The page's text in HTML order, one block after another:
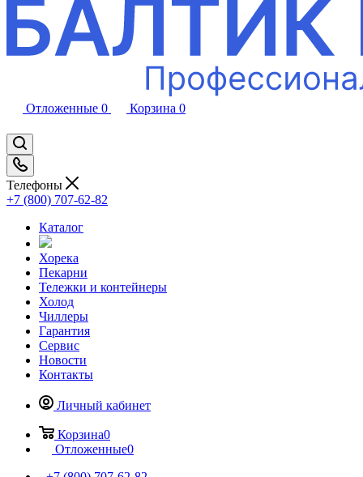
Отложенные 0 Корзина 0
Телефоны
+7 (800) 707-62-82
Каталог
Хорека
Пекарни
Тележки и контейнеры
Холод
Чиллеры
Гарантия
Сервис
Новости
Контакты
Личный кабинет
Корзина0
Отложенные0